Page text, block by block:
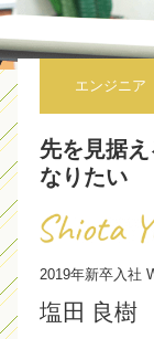
エンジニア
先を見据
なりたい
2019年新卒入社